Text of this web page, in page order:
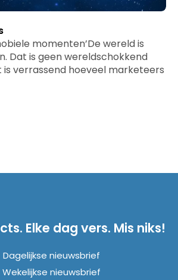
momenten’De wereld is
Dat is geen wereldschokkend
is verrassend hoeveel marketeers
Elke dag vers. Mis niks!
Dagelijkse nieuwsbrief
Wekelijkse nieuwsbrief